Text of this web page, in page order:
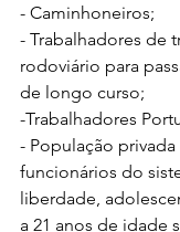
- Caminhoneiros;
- Trabalhadores de
rodoviário para
de longo curso;
-Trabalhadores
- População
funcionários do
liberdade,
a 21 anos de idade